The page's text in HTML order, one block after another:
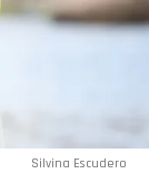
Silvina Escudero